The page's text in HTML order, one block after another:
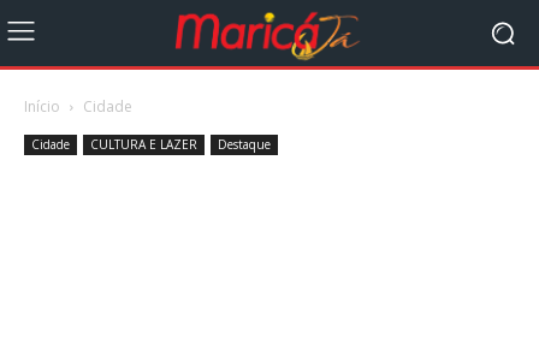
Início Cidade
Cidade CULTURA E LAZER Destaque